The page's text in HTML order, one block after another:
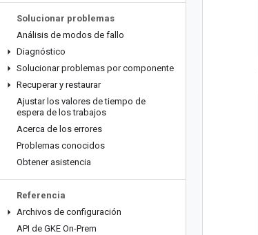
Solucionar problemas
Análisis de modos de fallo
Diagnóstico
Solucionar problemas por componente
Recuperar y restaurar
Ajustar los valores de tiempo de
espera de los trabajos
Acerca de los errores
Problemas conocidos
Obtener asistencia
Referencia
Archivos de configuración
API de GKE On-Prem